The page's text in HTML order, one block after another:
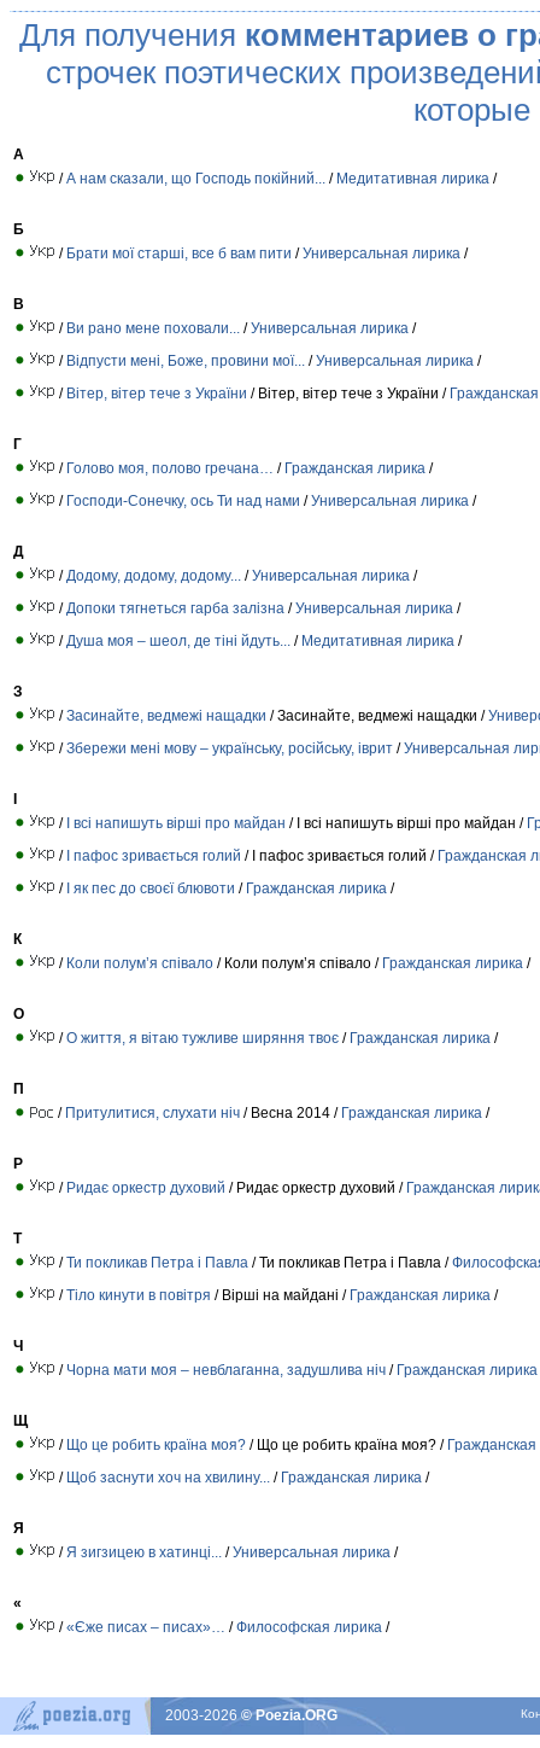
Для получения комментариев о
строчек поэтических
А
/А нам сказали, що Господь покійний... / Медитативная лирика /
Б
/ Брати мої старші, все б вам пити /Универсальная лирика /
В
/ Ви рано мене поховали... /Универсальная лирика /
/ Відпусти мені, Боже, провини мої... /Универсальная лирика /
/ Вітер, вітер тече з України / Вітер, вітер тече з України /
Г
/ Голово моя, полово гречана… / Гражданская лирика /
/ Господи-Сонечку, ось Ти над нами /Универсальная лирика /
Д
/ Додому, додому, додому... /Универсальная лирика /
/ Допоки тягнеться гарба залізна /Универсальная лирика /
/ Душа моя – шеол, де тіні йдуть... / Медитативная лирика /
З
/Засинайте, ведмежі нащадки / Засинайте, ведмежі нащадки /
/Збережи мені мову – українську, російську, іврит /Универсальная
І
/ І всі напишуть вірші про майдан / І всі напишуть вірші про майдан /
/ І пафос зривається голий / І пафос зривається голий / Гражданская
/ І як пес до своєї блювоти / Гражданская лирика /
К
/ Коли полум’я співало / Коли полум’я співало / Гражданская лирика /
О
/О життя, я вітаю тужливе ширяння твоє / Гражданская лирика /
П
/ Притулитися, слухати ніч / Весна 2014 / Гражданская лирика /
Р
/ Ридає оркестр духовий / Ридає оркестр духовий / Гражданская
Т
/Ти покликав Петра і Павла / Ти покликав Петра і Павла /
/Тіло кинути в повітря / Вірші на майдані / Гражданская лирика /
Ч
/ Чорна мати моя – невблаганна, задушлива ніч / Гражданская лирика
Щ
/ Що це робить країна моя? / Що це робить країна моя? / Гражданская
/ Щоб заснути хоч на хвилину... / Гражданская лирика /
Я
/ Я зигзицею в хатинці... /Универсальная лирика /
«
/«Єже писах – писах»… /Философская лирика /
2003-2026© Poezia.ORG